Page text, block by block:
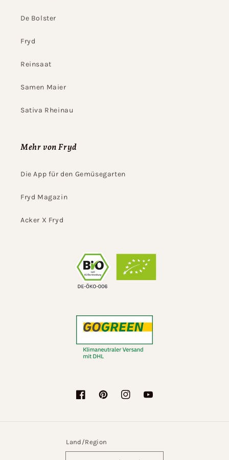
De Bolster
Fryd
Reinsaat
Samen Maier
Sativa Rheinau
Mehr von Fryd
Die App für den Gemüsegarten
Fryd Magazin
Acker X Fryd
FacebookPinterestInstagramYouTube
Land/Region